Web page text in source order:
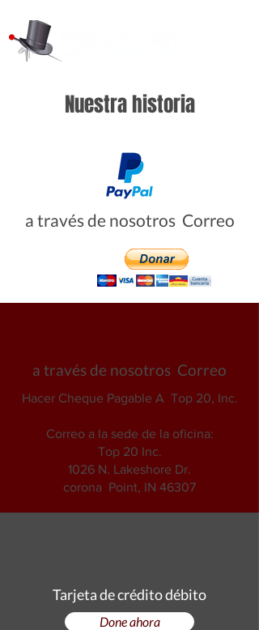
Nuestra historia
a través de nosotros Correo
a través de nosotros Correo
Hacer Cheque Pagable A Top 20, Inc.
Correo a la sede de la oficina:
Top 20 Inc.
1026 N. Lakeshore Dr.
corona Point, IN 46307
Tarjeta de crédito débito
Done ahora